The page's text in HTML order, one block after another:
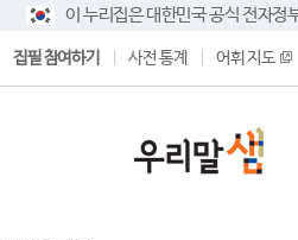
이 누리집은 대한민국 공식 전자정
집필 참여하기 사전 통계 어휘 지도